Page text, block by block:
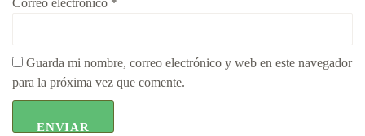
Correo electrónico *
Guarda mi nombre, correo electrónico y web en este navegador
para la próxima vez que comente.